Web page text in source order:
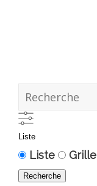
Recherche
Liste
Type
d’affichage
Liste Grille
Recherche